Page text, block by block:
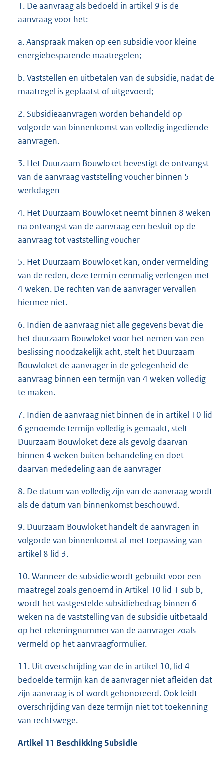
1. De aanvraag als bedoeld in artikel 9 is de
aanvraag voor het:
a. Aanspraak maken op een subsidie voor kleine
energiebesparende maatregelen;
b. Vaststellen en uitbetalen van de subsidie, nadat de
maatregel is geplaatst of uitgevoerd;
2. Subsidieaanvragen worden behandeld op
volgorde van binnenkomst van volledig ingediende
aanvragen.
3. Het Duurzaam Bouwloket bevestigt de ontvangst
van de aanvraag vaststelling voucher binnen 5
werkdagen
4. Het Duurzaam Bouwloket neemt binnen 8 weken
na ontvangst van de aanvraag een besluit op de
aanvraag tot vaststelling voucher
5. Het Duurzaam Bouwloket kan, onder vermelding
van de reden, deze termijn eenmalig verlengen met
4 weken. De rechten van de aanvrager vervallen
hiermee niet.
6. Indien de aanvraag niet alle gegevens bevat die
het duurzaam Bouwloket voor het nemen van een
beslissing noodzakelijk acht, stelt het Duurzaam
Bouwloket de aanvrager in de gelegenheid de
aanvraag binnen een termijn van 4 weken volledig
te maken.
7. Indien de aanvraag niet binnen de in artikel 10 lid
6 genoemde termijn volledig is gemaakt, stelt
Duurzaam Bouwloket deze als gevolg daarvan
binnen 4 weken buiten behandeling en doet
daarvan mededeling aan de aanvrager
8. De datum van volledig zijn van de aanvraag wordt
als de datum van binnenkomst beschouwd.
9. Duurzaam Bouwloket handelt de aanvragen in
volgorde van binnenkomst af met toepassing van
artikel 8 lid 3.
10. Wanneer de subsidie wordt gebruikt voor een
maatregel zoals genoemd in Artikel 10 lid 1 sub b,
wordt het vastgestelde subsidiebedrag binnen 6
weken na de vaststelling van de subsidie uitbetaald
op het rekeningnummer van de aanvrager zoals
vermeld op het aanvraagformulier.
11. Uit overschrijding van de in artikel 10, lid 4
bedoelde termijn kan de aanvrager niet afleiden dat
zijn aanvraag is of wordt gehonoreerd. Ook leidt
overschrijding van deze termijn niet tot toekenning
van rechtswege.
Artikel 11 Beschikking Subsidie